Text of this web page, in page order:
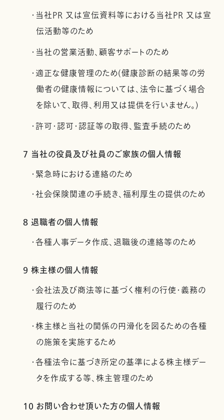
・当社PR 又は宣伝資料等における当社PR 又は宣
伝活動等のため
・当社の営業活動、顧客サポートのため
・適正な健康管理のため(健康診断の結果等の労
働者の健康情報については、法令に基づく場合
を除いて、取得、利用又は提供を行いません。)
・許可・認可・認証等の取得、監査手続のため
7 当社の役員及び社員のご家族の個人情報
・緊急時における連絡のため
・社会保険関連の手続き、福利厚生の提供のため
8 退職者の個人情報
・各種人事データ作成、退職後の連絡等のため
9 株主様の個人情報
・会社法及び商法等に基づく権利の行使・義務の
履行のため
・株主様と当社の関係の円滑化を図るための各種
の施策を実施するため
・各種法令に基づき所定の基準による株主様デー
タを作成する等、株主管理のため
10 お問い合わせ頂いた方の個人情報